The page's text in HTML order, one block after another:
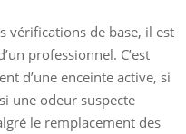
vérifications de base, il est
professionnel. C’est
d’une enceinte active, si
une odeur suspecte
le remplacement des